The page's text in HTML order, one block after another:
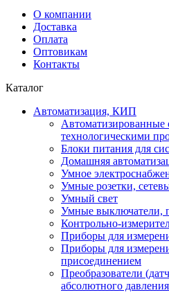
О компании
Доставка
Оплата
Оптовикам
Контакты
Каталог
Автоматизация, КИП
Автоматизированные
технологическими
Блоки питания для
Домашняя
Умное
Умные розетки,
Умный свет
Умные выключатели,
Контрольно-
Приборы для
Приборы для
присоединением
Преобразователи
абсолютного